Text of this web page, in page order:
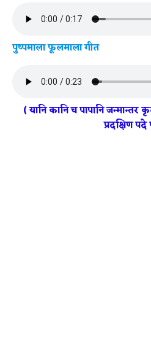
पुष्पमाला फूलमाला गीत
( यानि कानि च पापानि जन्मान्तर
प्रदक्षिण